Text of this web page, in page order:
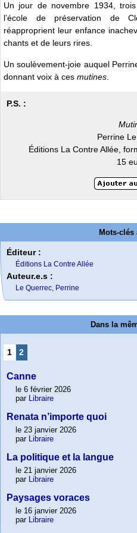
Un jour de novembre 1934,
l’école de préservation de
réapproprient leur enfance
chants et de leurs rires.
Un soulèvement-joie auquel
donnant voix à ces mutines
P.S. :
Perrine
Éditions La Contre Allée,
15
Mots-clés
Éditeur :
Éditions La Contre Allée
Auteur.e.s :
Le Querrec, Perrine
Dans la
1 2
Canne
le 6 février 2026
par
Libraire
Renata n’importe quoi
le 23 janvier 2026
par
Libraire
La politique et la langue
le 21 janvier 2026
par
Libraire
Paysages voraces
le 16 janvier 2026
par
Libraire